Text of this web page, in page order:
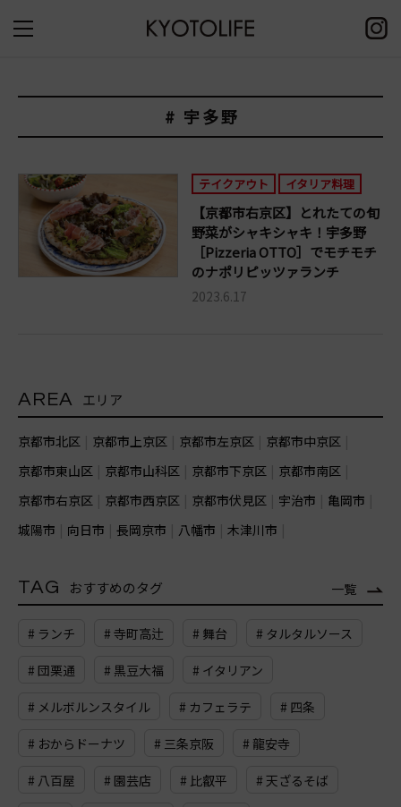
# 宇多野
テイクアウト イタリア料理
【京都市右京区】とれたての旬
野菜がシャキシャキ！宇多野
［Pizzeria OTTO］でモチモチ
のナポリピッツァランチ
2023.6.17
AREA エリア
京都市北区 京都市上京区 京都市左京区
京都市中京区
京都市東山区
京都市山科区 京都市下京区
京都市南区
京都市右京区
京都市西京区 京都市伏見区 宇治市
亀岡市
城陽市
向日市 長岡京市 八幡市 木津川市
TAG おすすめのタグ 一覧
# ランチ # 寺町高辻 # 舞台 # タルタルソース
# 団栗通 # 黒豆大福 # イタリアン
# メルボルンスタイル # カフェラテ # 四条
# おからドーナツ # 三条京阪 # 龍安寺
# 八百屋 # 園芸店 # 比叡平 # 天ざるそば